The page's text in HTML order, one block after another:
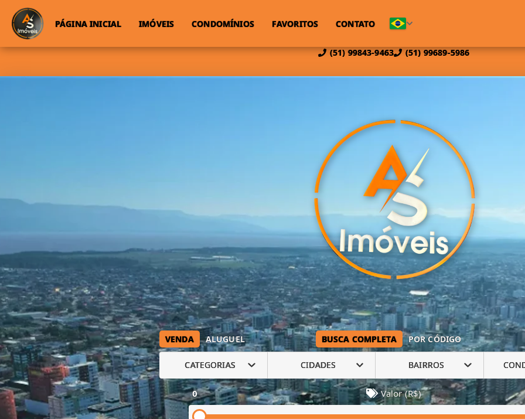
(51) 99843-9463 (51) 99689-5986
PÁGINA INICIAL IMÓVEIS CONDOMÍNIOS FAVORITOS CONTATO
VENDA ALUGUEL BUSCA COMPLETA POR CÓDIGO
CATEGORIAS CIDADES BAIRROS
0 Valor (R$)